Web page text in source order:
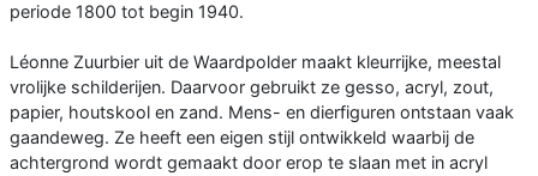
periode 1800 tot begin 1940.
Léonne Zuurbier uit de Waardpolder maakt kleurrijke, meestal
vrolijke schilderijen. Daarvoor gebruikt ze gesso, acryl, zout,
papier, houtskool en zand. Mens- en dierfiguren ontstaan vaak
gaandeweg. Ze heeft een eigen stijl ontwikkeld waarbij de
achtergrond wordt gemaakt door erop te slaan met in acryl